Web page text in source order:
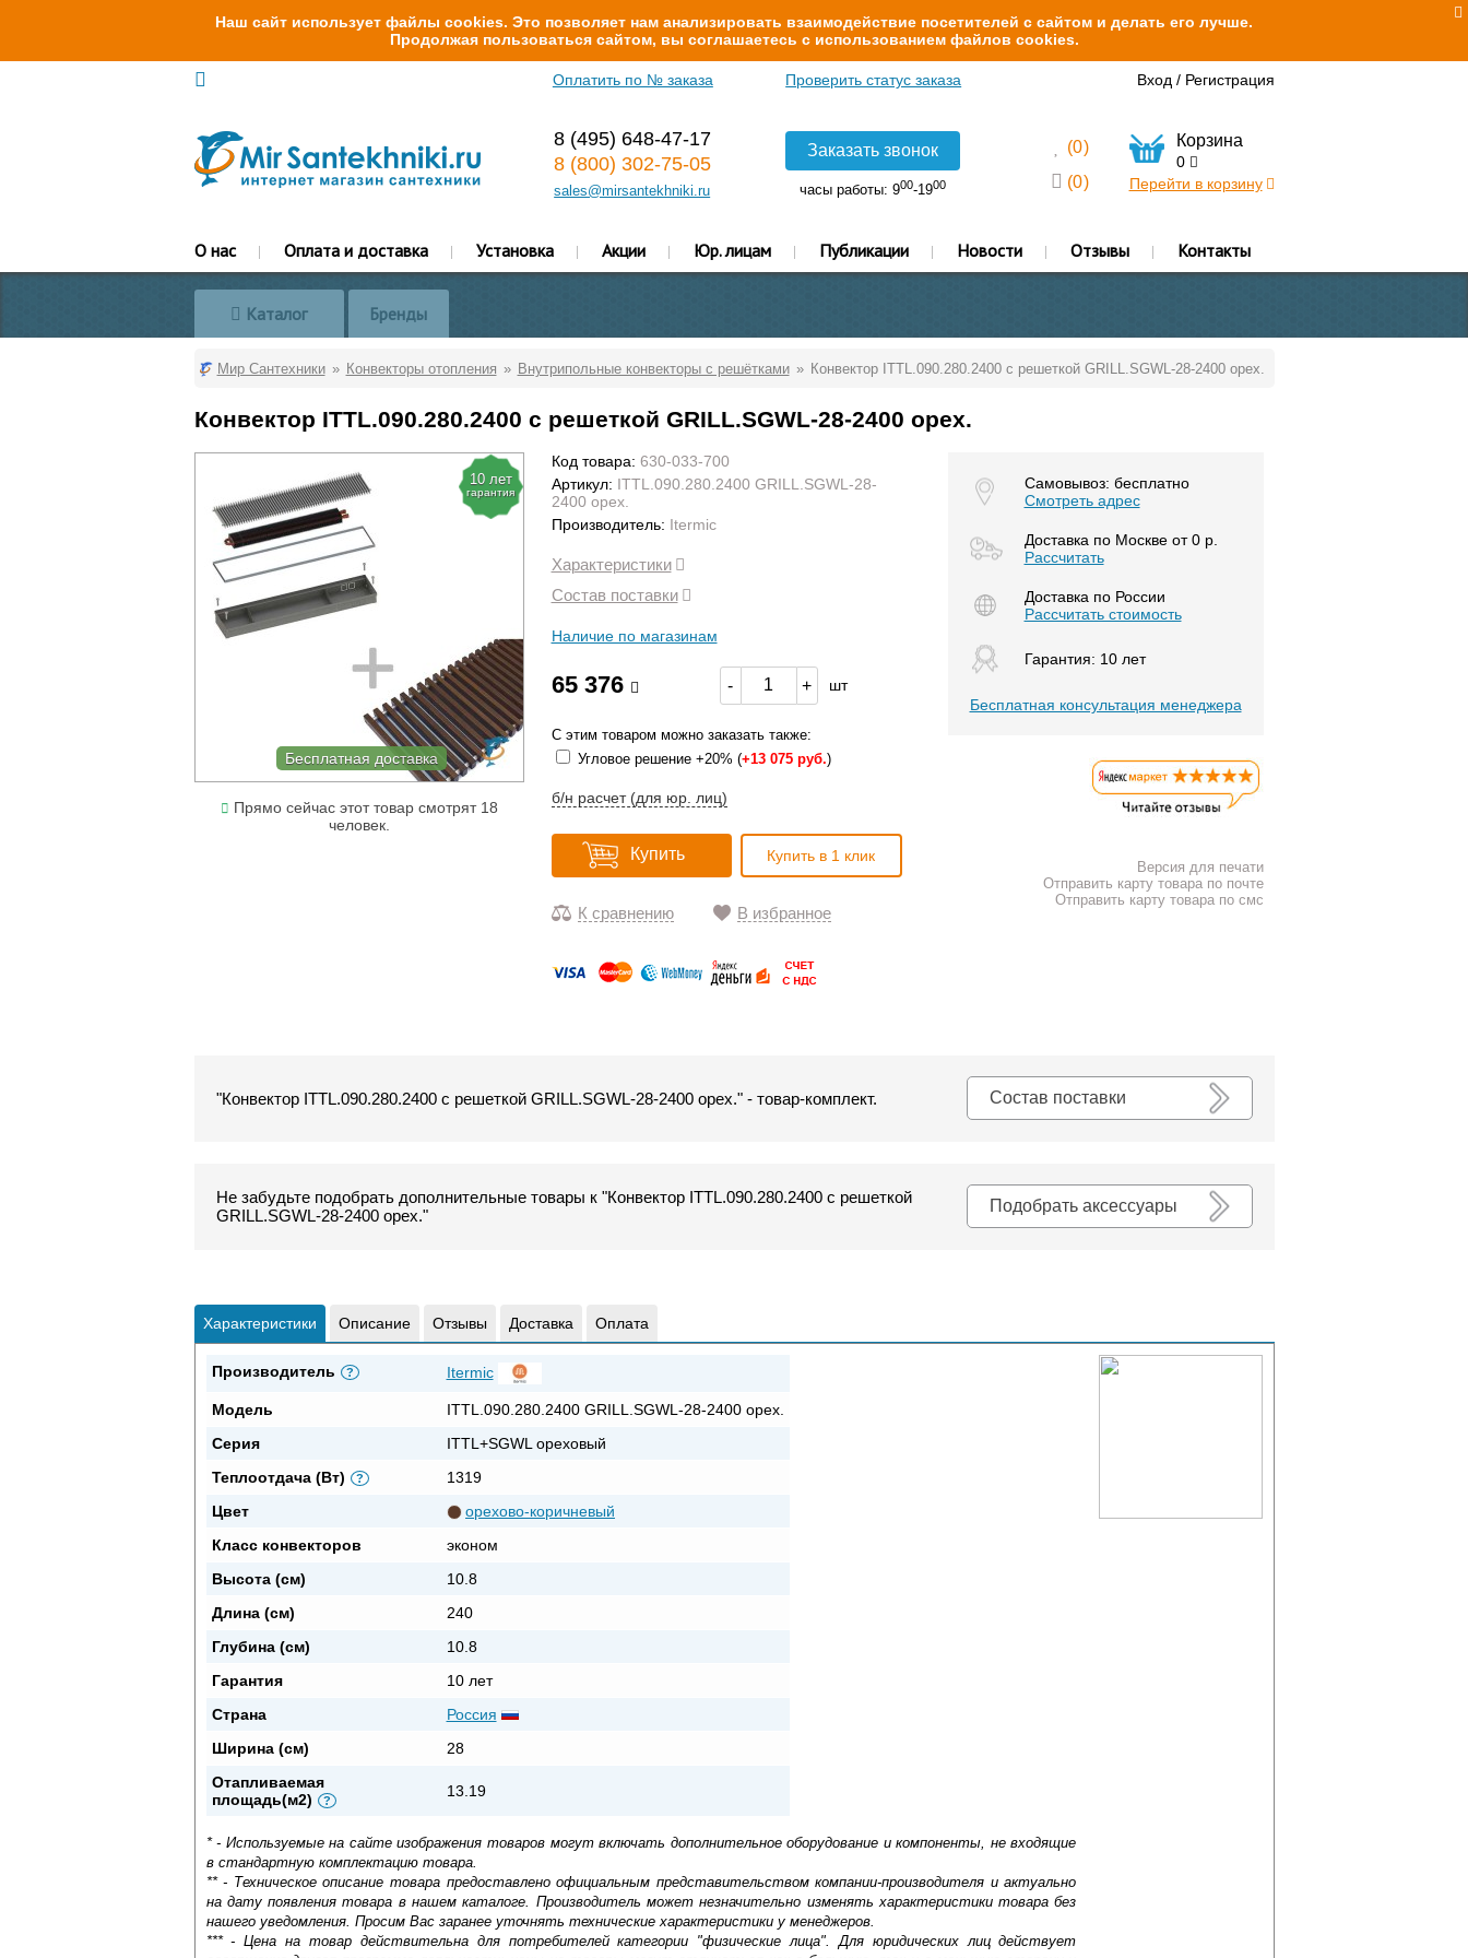
Наш сайт использует файлы cookies. Это позволяет нам анализировать взаимодействие посетителей с сайтом и делать его лучше.
Продолжая пользоваться сайтом, вы соглашаетесь с использованием файлов cookies.
Оплатить по № заказа Проверить статус заказа Вход / Регистрация
8 (495) 648-47-17
8 (800) 302-75-05
sales@mirsantekhniki.ru
Заказать звонок
часы работы: 900-1900
(0)
(0)
Корзина
0
Перейти в корзину
О нас Оплата и доставка Установка Акции Юр. лицам Публикации Новости Отзывы Контакты
Каталог Бренды
Мир Сантехники Конвекторы отопления Внутрипольные конвекторы с решётками Конвектор ITTL.090.280.2400 с решеткой GRILL.SGWL-28-2400 орех.
Конвектор ITTL.090.280.2400 с решеткой GRILL.SGWL-28-2400 орех.
10 лет
гарантия
Бесплатная доставка
Прямо сейчас этот товар смотрят 18
человек.
Код товара: 630-033-700
Артикул: ITTL.090.280.2400 GRILL.SGWL-28-
2400 орех.
Производитель: Itermic
Характеристики
Состав поставки
Наличие по магазинам
65 376 - + шт
С этим товаром можно заказать также:
Угловое решение +20% (+13 075 руб.)
б/н расчет (для юр. лиц)
Купить Купить в 1 клик
К сравнению В избранное
Самовывоз: бесплатно
Смотреть адрес
Доставка по Москве от 0 р.
Расcчитать
Доставка по России
Рассчитать стоимость
Гарантия: 10 лет
Бесплатная консультация менеджера
Версия для печати
Отправить карту товара по почте
Отправить карту товара по смс
Состав поставки
"Конвектор ITTL.090.280.2400 с решеткой GRILL.SGWL-28-2400 орех." - товар-комплект.
Подобрать аксессуары
Не забудьте подобрать дополнительные товары к "Конвектор ITTL.090.280.2400 с решеткой
GRILL.SGWL-28-2400 орех."
Характеристики Описание Отзывы Доставка Оплата
Производитель ? Itermic
Модель
ITTL.090.280.2400 GRILL.SGWL-28-2400 орех.
Серия
ITTL+SGWL ореховый
Теплоотдача (Вт)
?
1319
Цвет
орехово-коричневый
Класс конвекторов
эконом
Высота (см)
10.8
Длина (см)
240
Глубина (см)
10.8
Гарантия
10 лет
Страна
Россия
Ширина (см)
28
Отапливаемая
площадь(м2)
?
13.19
* - Используемые на сайте изображения товаров могут включать дополнительное оборудование и компоненты, не входящие
в стандартную комплектацию товара.
** - Техническое описание товара предоставлено официальным представительством компании-производителя и актуально
на дату появления товара в нашем каталоге. Производитель может незначительно изменять характеристики товара без
нашего уведомления. Просим Вас заранее уточнять технические характеристики у менеджеров.
*** - Цена на товар действительна для потребителей категории "физические лица". Для юридических лиц действует